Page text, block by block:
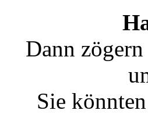
Dann
Sie